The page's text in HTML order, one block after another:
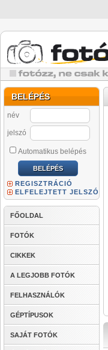
BELÉPÉS
név
jelszó
Automatikus belépés
REGISZTRÁCIÓ
ELFELEJTETT JELSZÓ
FŐOLDAL
FOTÓK
CIKKEK
A LEGJOBB FOTÓK
FELHASZNÁLÓK
GÉPTÍPUSOK
SAJÁT FOTÓK